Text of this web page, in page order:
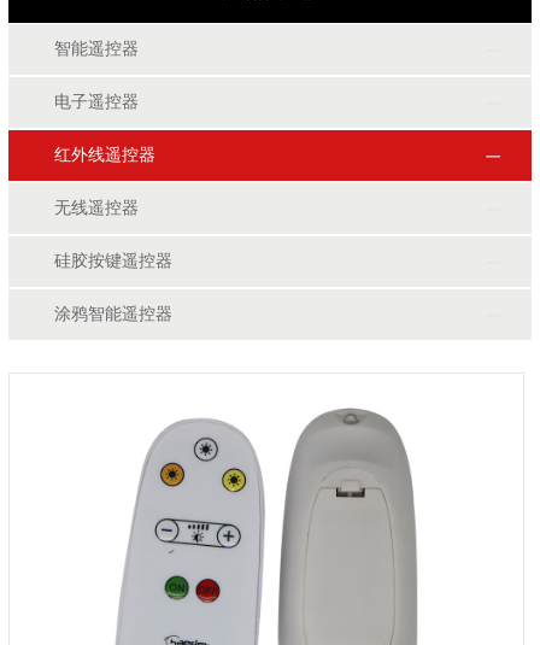
智能遥控器
电子遥控器
红外线遥控器
无线遥控器
硅胶按键遥控器
涂鸦智能遥控器